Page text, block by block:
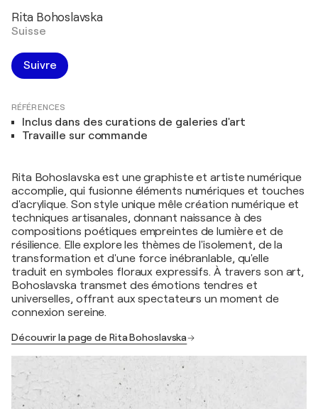
Rita Bohoslavska
Suisse
Suivre
RÉFÉRENCES
Inclus dans des curations de galeries d'art
Travaille sur commande
Rita Bohoslavska est une graphiste et artiste numérique
accomplie, qui fusionne éléments numériques et touches
d'acrylique. Son style unique mêle création numérique et
techniques artisanales, donnant naissance à des
compositions poétiques empreintes de lumière et de
résilience. Elle explore les thèmes de l'isolement, de la
transformation et d'une force inébranlable, qu'elle
traduit en symboles floraux expressifs. À travers son art,
Bohoslavska transmet des émotions tendres et
universelles, offrant aux spectateurs un moment de
connexion sereine.
Découvrir la page de Rita Bohoslavska